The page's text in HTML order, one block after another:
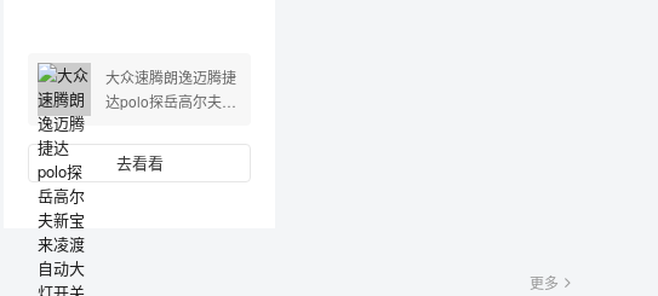
大众速腾朗逸迈腾捷
达polo探岳高尔夫新
关改装
去看看
更多